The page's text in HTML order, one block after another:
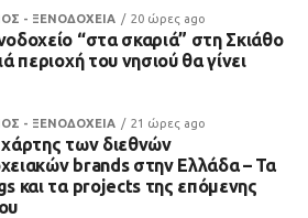
- ΞΕΝΟΔΟΧΕΙΑ 20 ώρες ago
“στα σκαριά” στη Σκιάθο
περιοχή του νησιού θα γίνει
- ΞΕΝΟΔΟΧΕΙΑ 21 ώρες ago
των διεθνών
brands στην Ελλάδα – Τα
και τα projects της επόμενης